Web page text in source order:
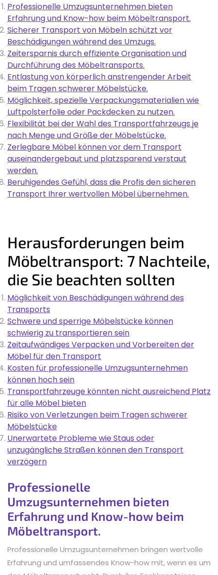
Professionelle Umzugsunternehmen bieten
Erfahrung und Know-how beim Möbeltransport.
Sicherer Transport von Möbeln schützt vor
Beschädigungen während des Umzugs.
Zeitersparnis durch effiziente Organisation und
Durchführung des Möbeltransports.
Entlastung von körperlich anstrengender Arbeit
beim Tragen schwerer Möbelstücke.
Möglichkeit, spezielle Verpackungsmaterialien wie
Luftpolsterfolie oder Packdecken zu nutzen.
Flexibilität bei der Wahl des Transportfahrzeugs je
nach Menge und Größe der Möbelstücke.
Zerlegbare Möbel können vor dem Transport
auseinandergebaut und platzsparend verstaut
werden.
Beruhigendes Gefühl, dass die Profis den sicheren
Transport Ihrer wertvollen Möbel übernehmen.
Herausforderungen beim
Möbeltransport: 7 Nachteile,
die Sie beachten sollten
Möglichkeit von Beschädigungen während des
Transports
Schwere und sperrige Möbelstücke können
schwierig zu transportieren sein
Zeitaufwändiges Verpacken und Vorbereiten der
Möbel für den Transport
Kosten für professionelle Umzugsunternehmen
können hoch sein
Transportfahrzeuge könnten nicht ausreichend Platz
für alle Möbel bieten
Risiko von Verletzungen beim Tragen schwerer
Möbelstücke
Unerwartete Probleme wie Staus oder
unzugängliche Straßen können den Transport
verzögern
Professionelle
Umzugsunternehmen bieten
Erfahrung und Know-how beim
Möbeltransport.
Professionelle Umzugsunternehmen bringen wertvolle
Erfahrung und umfassendes Know-how mit, wenn es um